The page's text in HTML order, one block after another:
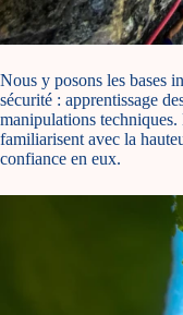
Nous y posons les bases
sécurité : apprentissage
manipulations techniques.
familiarisent avec la
confiance en eux.